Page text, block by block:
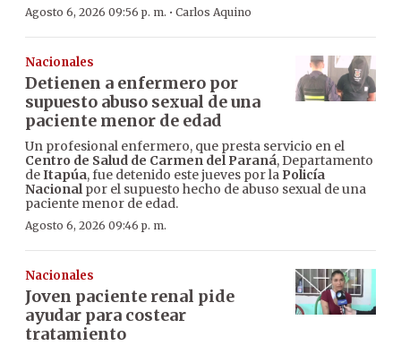
Agosto 6, 2026 09:56 p. m. · Carlos Aquino
Nacionales
Detienen a enfermero por
supuesto abuso sexual de una
paciente menor de edad
Un profesional enfermero, que presta servicio en el
Centro de Salud de Carmen del Paraná, Departamento
deItapúa, fue detenido este jueves por la Policía
Nacionalpor el supuesto hecho de abuso sexual de una
paciente menor de edad.
Agosto 6, 2026 09:46 p. m.
Nacionales
Joven paciente renal pide
ayudar para costear
tratamiento